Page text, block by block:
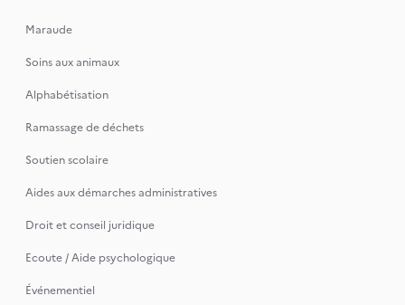
Maraude
Soins aux animaux
Alphabétisation
Ramassage de déchets
Soutien scolaire
Aides aux démarches administratives
Droit et conseil juridique
Ecoute / Aide psychologique
Événementiel